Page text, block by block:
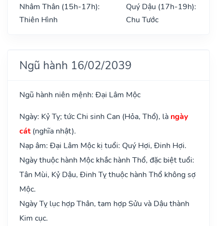
Nhâm Thân (15h-17h):
Thiên Hình
Quý Dậu (17h-19h):
Chu Tước
Ngũ hành 16/02/2039
Ngũ hành niên mệnh: Đại Lâm Mộc
Ngày: Kỷ Tỵ; tức Chi sinh Can (Hỏa, Thổ), là ngày
cát(nghĩa nhật).
Nạp âm: Đại Lâm Mộc kị tuổi: Quý Hợi, Đinh Hợi.
Ngày thuộc hành Mộc khắc hành Thổ, đặc biệt tuổi:
Tân Mùi, Kỷ Dậu, Đinh Tỵ thuộc hành Thổ không sợ
Mộc.
Ngày Tỵ lục hợp Thân, tam hợp Sửu và Dậu thành
Kim cục.